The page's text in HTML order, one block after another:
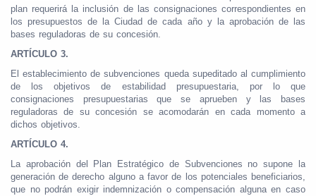
plan requerirá la inclusión de las consignaciones correspondientes en
los presupuestos de la Ciudad de cada año y la aprobación de las
bases reguladoras de su concesión.
ARTÍCULO 3.
El establecimiento de subvenciones queda supeditado al cumplimiento
de los objetivos de estabilidad presupuestaria, por lo que
consignaciones presupuestarias que se aprueben y las bases
reguladoras de su concesión se acomodarán en cada momento a
dichos objetivos.
ARTÍCULO 4.
La aprobación del Plan Estratégico de Subvenciones no supone la
generación de derecho alguno a favor de los potenciales beneficiarios,
que no podrán exigir indemnización o compensación alguna en caso